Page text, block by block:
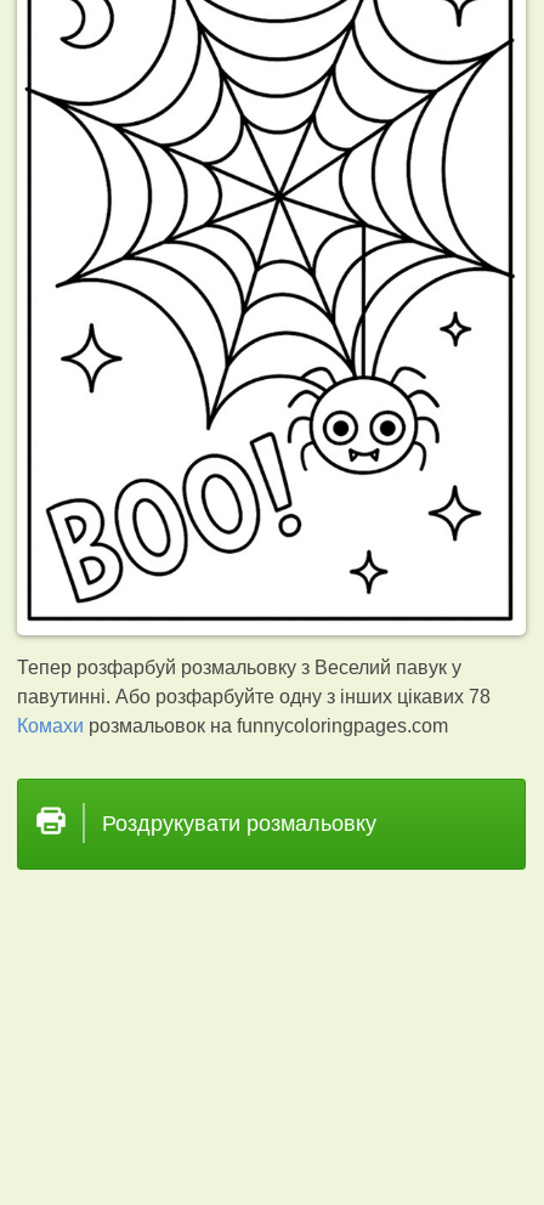
Тепер розфарбуй розмальовку з Веселий павук у
павутинні. Або розфарбуйте одну з інших цікавих 78
Комахи розмальовок на funnycoloringpages.com
Роздрукувати розмальовку